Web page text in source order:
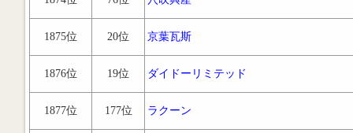
1875位 20位 京葉瓦斯
1876位 19位 ダイドーリミテッド
1877位 177位 ラクーン